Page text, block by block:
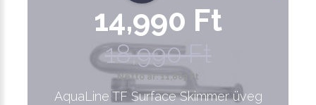
14,990 Ft
18,990 Ft
Nettó ár: 11,803 Ft
AquaLine TF Surface Skimmer üveg